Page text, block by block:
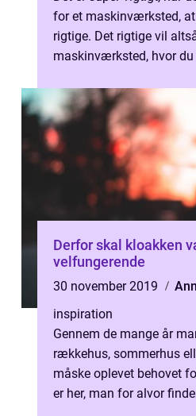
for et maskinværksted,
rigtige. Det rigtige vil
maskinværksted, hvor du
Derfor skal kloakken
velfungerende
30 november 2019
inspiration
Gennem de mange år
rækkehus, sommerhus
måske oplevet behovet
er her, man for alvor